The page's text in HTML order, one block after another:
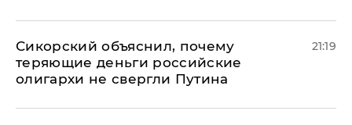
Сикорский объяснил, почему
теряющие деньги российские
олигархи не свергли Путина
21:19